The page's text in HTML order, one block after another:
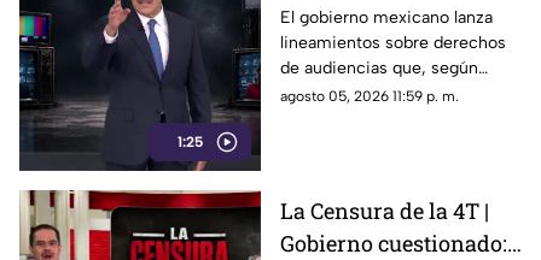
1:25
mecanismo del
gobierno para censurar
medios y blindar la
corrupción en México
El gobierno mexicano lanza
lineamientos sobre derechos
de audiencias que, según
críticos, no protegen al
crimen organizado.
agosto 05, 2026 11:59 p. m.
La Censura de la 4T |
Gobierno cuestionado: